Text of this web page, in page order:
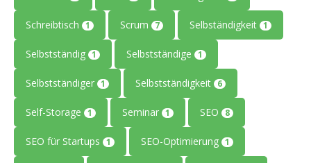
Schreibtisch 1 Scrum 7 Selbständigkeit 1
Selbstständig 1 Selbstständige 1
Selbstständiger 1 Selbstständigkeit 6
Self-Storage 1 Seminar 1 SEO 8
SEO für Startups 1 SEO-Optimierung 1